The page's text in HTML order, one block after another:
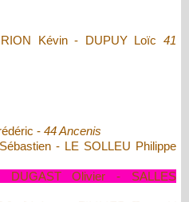
Kévin - DUPUY Loïc 41
- 44 Ancenis
- LE SOLLEU Philippe
DUGAST Olivier - SALLES